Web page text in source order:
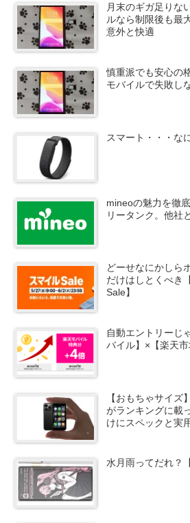
月末のギガ足りな
ルなら制限後も最
意外と快適
慎重派でも安心の
モバイルで失敗し
スマート・・・な
mineoの魅力を徹
リータンク。他社
どーせなにかしら
だけはしとくべき
Sale】
自動エントリーじ
バイル】×【楽天市
【おもちゃサイズ
がランキングに載
けにスペックと実
水月雨ってだれ？